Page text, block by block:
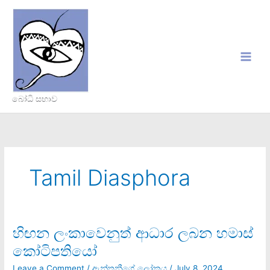
content
බෝධි සභාව
Tamil Diasphora
හිඟන ලංකාවෙනුත් ආධාර ලබන හමාස්
කෝටිපතියෝ
හිඟන
ලංකාවෙනුත්
ආධාර
ලබන